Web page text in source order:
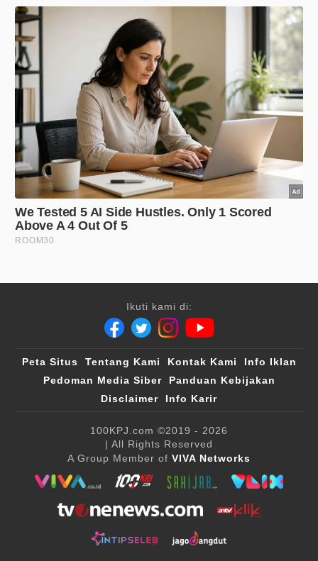
Ikuti kami di:
Peta Situs Tentang Kami Kontak Kami
Info Iklan
Pedoman Media Siber
Panduan Kebijakan
Disclaimer
Info Karir
100KPJ.com ©2019 - 2026
| All Rights Reserved
A Group Member of VIVA Networks